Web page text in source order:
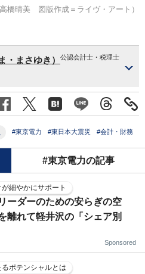
高橋晴美 図版作成＝ライヴ・アート）
・まさゆき） 公認会計士・税理士
#東京電力 #東日本大震災 #会計・財務
#東京電力の記事
細やかにサポート
ーダーのための安らぎの空
離れて軽井沢の「シェア別
Sponsored
るポテンシャルとは